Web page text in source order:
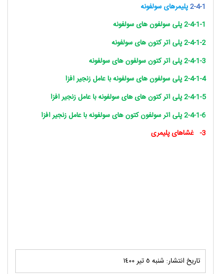
2-4-1پلیمرهای سولفونه
2-4-1-1 پلی سولفون های سولفونه
2-4-1-2 پلی اتر کتون های سولفونه
2-4-1-3 پلی اتر کتون سولفون های سولفونه
2-4-1-4 پلی سولفون های سولفونه با عامل زنجیر افزا
2-4-1-5 پلی اتر کتون های های سولفونه با عامل زنجیر افزا
2-4-1-6 پلی اتر سولفون کتون های سولفونه با عامل زنجیر افزا
3-
غشاهای پلیمری
تاریخ انتشار: شنبه ٥ تير ١٤٠٠